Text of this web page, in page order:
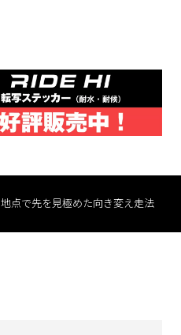
点で先を見極めた向き変え走法